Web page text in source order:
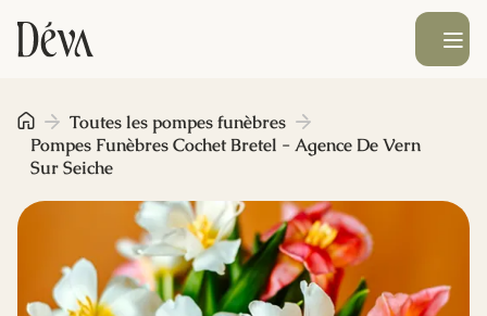
Obsèques
Prévoyance
Monument funéraire
Ouvrir le
Toutes les pompes funèbres
Pompes Funèbres Cochet Bretel - Agence De Vern
Sur Seiche